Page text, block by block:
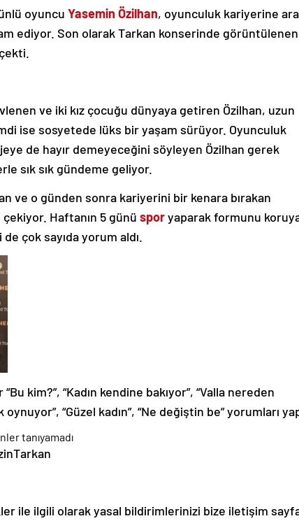
oyuncu Yasemin Özilhan, oyunculuk kariyerine ara
ediyor. Son olarak Tarkan konserinde görüntülenen
ve iki kız çocuğu dünyaya getiren Özilhan, uzun
ise sosyetede lüks bir yaşam sürüyor. Oyunculuk
de hayır demeyeceğini söyleyen Özilhan gerek
sık sık gündeme geliyor.
ve o günden sonra kariyerini bir kenara bırakan
çekiyor. Haftanın 5 günü sporyaparak formunu
çok sayıda yorum aldı.
kim?”, “Kadın kendine bakıyor”, “Valla nereden
“Güzel kadın”, “Ne değiştin be” yorumları
ile ilgili olarak yasal bildirimlerinizi bize iletişim